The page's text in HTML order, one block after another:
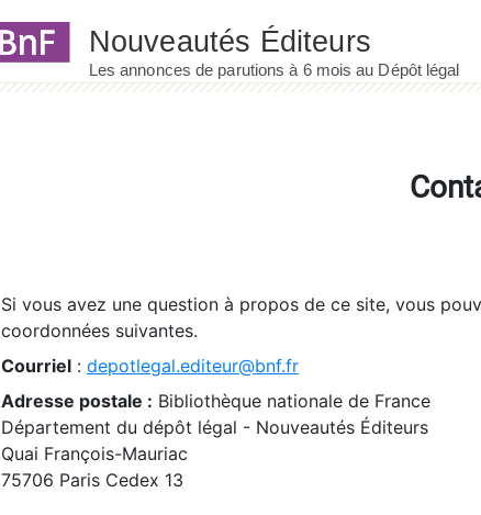
Si vous avez une question à propos de ce site, vous
coordonnées suivantes.
Courriel : depotlegal.editeur@bnf.fr
Adresse postale : Bibliothèque nationale de France
Département du dépôt légal - Nouveautés Éditeurs
Quai François-Mauriac
75706 Paris Cedex 13